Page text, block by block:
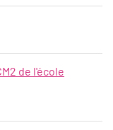
de l'école